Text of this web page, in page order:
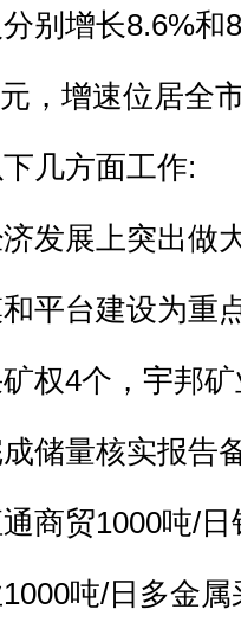
别增长8.6%和
，增速位居全
几方面工作:
展上突出做
台建设为重
权4个，宇邦
储量核实报告
商贸1000吨/
吨/日多金